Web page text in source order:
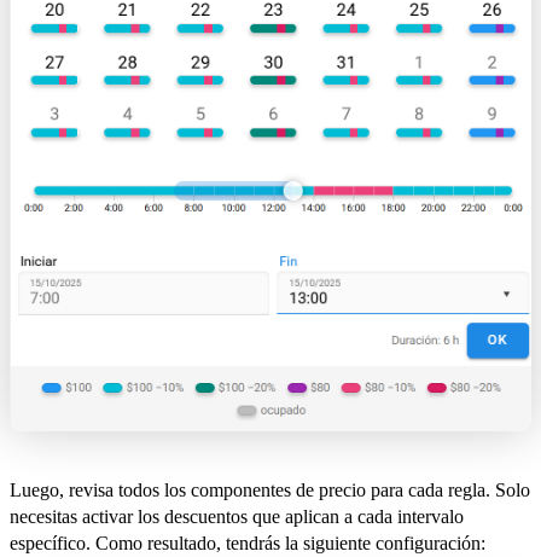
Luego, revisa todos los componentes de precio para cada regla. Solo
necesitas activar los descuentos que aplican a cada intervalo
específico. Como resultado, tendrás la siguiente configuración: